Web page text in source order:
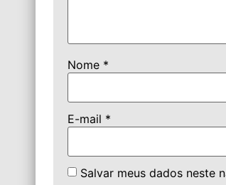
Nome *
E-mail *
Salvar meus dados neste